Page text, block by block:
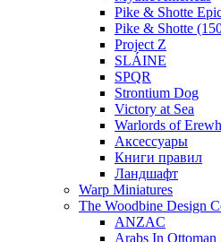
Pike & Shotte
Pike & Shotte
Project Z
SLÁINE
SPQR
Strontium Dog
Victory at Sea
Warlords of
Аксессуары
Книги правил
Ландшафт
Warp Miniatures
The Woodbine Design
ANZAC
Arabs In Ottoman